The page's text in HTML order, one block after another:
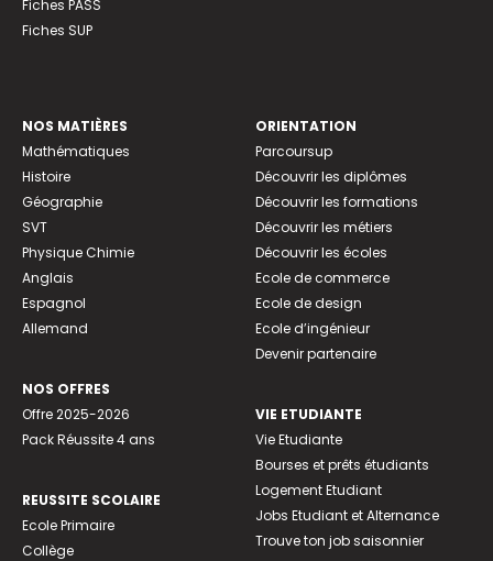
Fiches PASS
Fiches SUP
NOS MATIÈRES
Mathématiques
Histoire
Géographie
SVT
Physique Chimie
Anglais
Espagnol
Allemand
NOS OFFRES
Offre 2025-2026
Pack Réussite 4 ans
REUSSITE SCOLAIRE
Ecole Primaire
Collège
ORIENTATION
Parcoursup
Découvrir les diplômes
Découvrir les formations
Découvrir les métiers
Découvrir les écoles
Ecole de commerce
Ecole de design
Ecole d’ingénieur
Devenir partenaire
VIE ETUDIANTE
Vie Etudiante
Bourses et prêts étudiants
Logement Etudiant
Jobs Etudiant et Alternance
Trouve ton job saisonnier